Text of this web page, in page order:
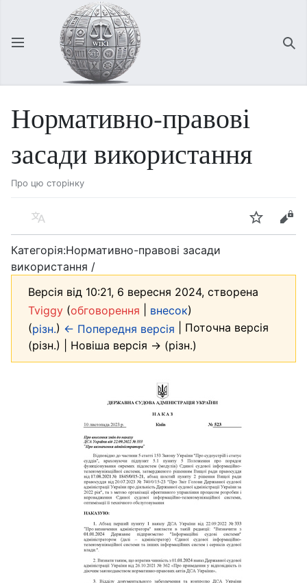
Відкрити головне меню
Нормативно-правові
засади використання
Про цю сторінку
Мова Спостерігати
Редагувати
Категорія:Нормативно-правові засади
використання /
Версія від 10:21, 6 вересня 2024, створена
Tviggy (обговорення внесок)
(різн.) ← Попередня версія | Поточна версія
(різн.) | Новіша версія → (різн.)